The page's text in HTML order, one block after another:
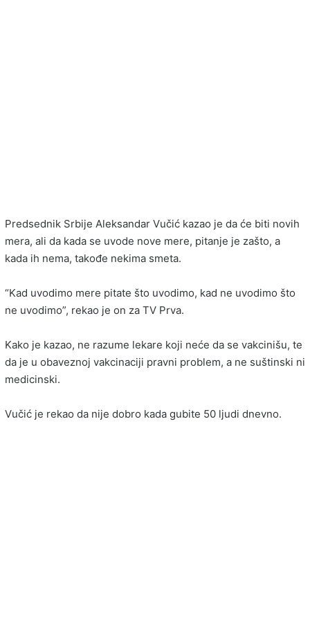
Predsednik Srbije Aleksandar Vučić kazao je da će biti novih
mera, ali da kada se uvode nove mere, pitanje je zašto, a
kada ih nema, takođe nekima smeta.
“Kad uvodimo mere pitate što uvodimo, kad ne uvodimo što
ne uvodimo”, rekao je on za TV Prva.
Kako je kazao, ne razume lekare koji neće da se vakcinišu, te
da je u obaveznoj vakcinaciji pravni problem, a ne suštinski ni
medicinski.
Vučić je rekao da nije dobro kada gubite 50 ljudi dnevno.